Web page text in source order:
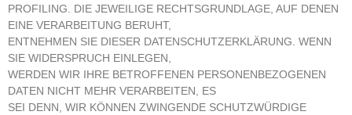
PROFILING. DIE JEWEILIGE RECHTSGRUNDLAGE, AUF DENEN
EINE VERARBEITUNG BERUHT,
ENTNEHMEN SIE DIESER DATENSCHUTZERKLÄRUNG. WENN
SIE WIDERSPRUCH EINLEGEN,
WERDEN WIR IHRE BETROFFENEN PERSONENBEZOGENEN
DATEN NICHT MEHR VERARBEITEN, ES
SEI DENN, WIR KÖNNEN ZWINGENDE SCHUTZWÜRDIGE